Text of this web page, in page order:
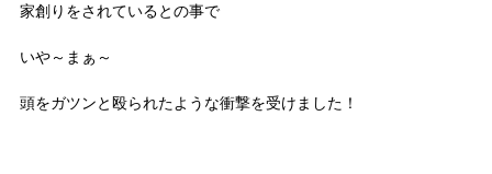
家創りをされているとの事で
いや～まぁ～
頭をガツンと殴られたような衝撃を受けました！